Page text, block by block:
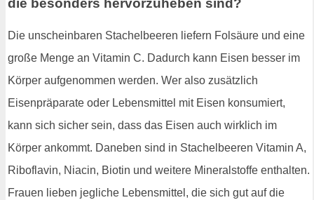
die besonders hervorzuheben sind?
Die unscheinbaren Stachelbeeren liefern Folsäure und eine
große Menge an Vitamin C. Dadurch kann Eisen besser im
Körper aufgenommen werden. Wer also zusätzlich
Eisenpräparate oder Lebensmittel mit Eisen konsumiert,
kann sich sicher sein, dass das Eisen auch wirklich im
Körper ankommt. Daneben sind in Stachelbeeren Vitamin A,
Riboflavin, Niacin, Biotin und weitere Mineralstoffe enthalten.
Frauen lieben jegliche Lebensmittel, die sich gut auf die